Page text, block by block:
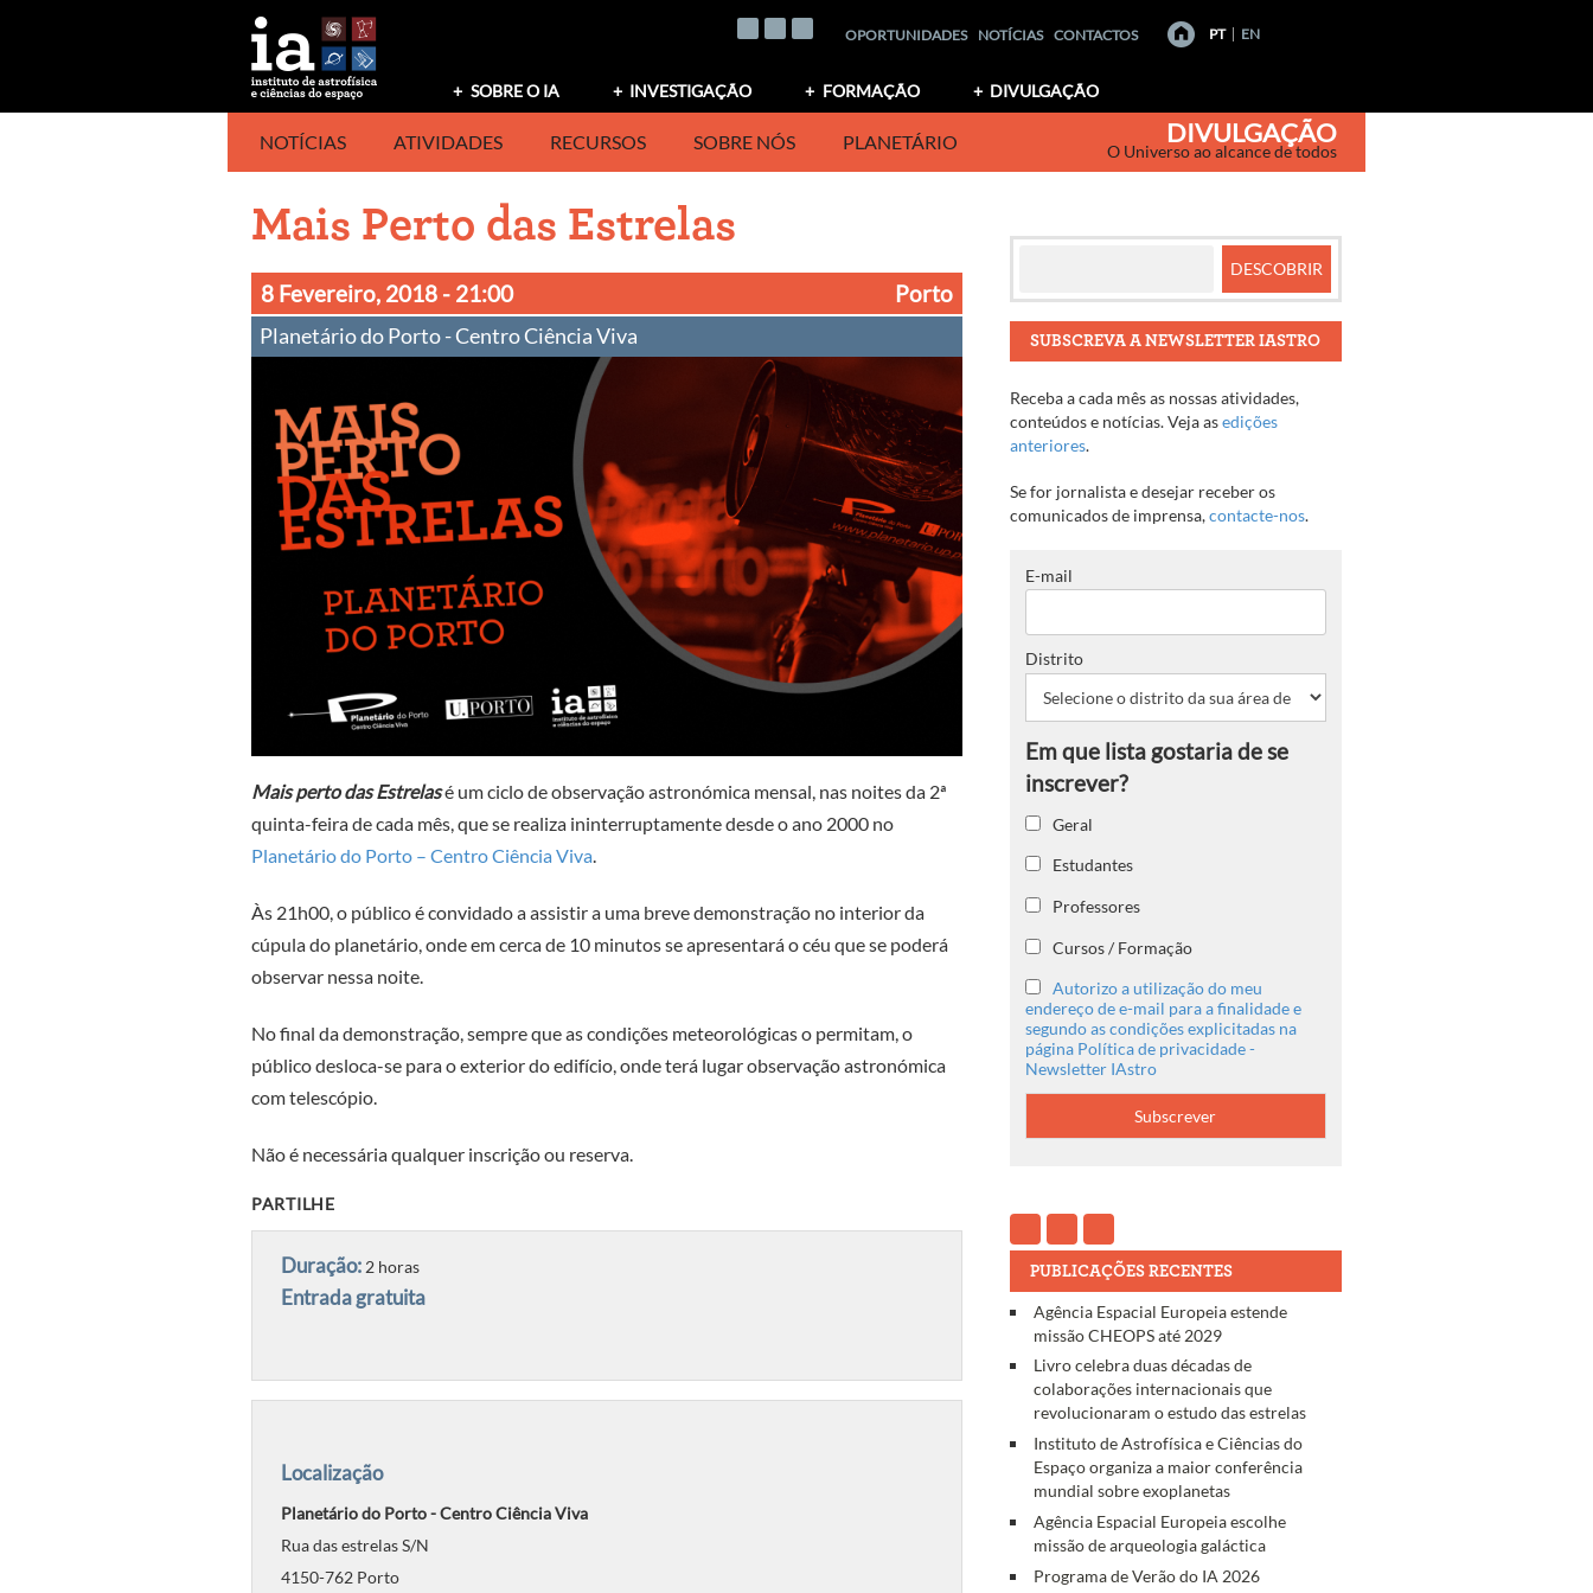
OPORTUNIDADES NOTÍCIAS CONTACTOS PT EN
SOBRE O IA INVESTIGAÇÃO FORMAÇÃO DIVULGAÇÃO
NOTÍCIAS ATIVIDADES RECURSOS SOBRE NÓS PLANETÁRIO DIVULGAÇÃO
O Universo ao alcance de todos
Mais Perto das Estrelas
8 Fevereiro, 2018 - 21:00 Porto
Planetário do Porto - Centro Ciência Viva
Mais perto das Estrelasé um ciclo de observação astronómica mensal, nas noites da 2ª
quinta-feira de cada mês, que se realiza ininterruptamente desde o ano 2000 no
Planetário do Porto – Centro Ciência Viva.
Às 21h00, o público é convidado a assistir a uma breve demonstração no interior da
cúpula do planetário, onde em cerca de 10 minutos se apresentará o céu que se poderá
observar nessa noite.
No final da demonstração, sempre que as condições meteorológicas o permitam, o
público desloca-se para o exterior do edifício, onde terá lugar observação astronómica
com telescópio.
Não é necessária qualquer inscrição ou reserva.
PARTILHE
Duração: 2 horas
Entrada gratuita
Localização
Planetário do Porto - Centro Ciência Viva
Rua das estrelas S/N
4150-762 Porto
SUBSCREVA A NEWSLETTER IASTRO
Receba a cada mês as nossas atividades,
conteúdos e notícias. Veja asedições
anteriores.
Se for jornalista e desejar receber os
comunicados de imprensa,contacte-nos.
E-mail
Distrito
Geral
Estudantes
Professores
Cursos / Formação
Autorizo a utilização do meu
endereço de e-mail para a finalidade e
segundo as condições explicitadas na
página Política de privacidade -
Newsletter IAstro
PUBLICAÇÕES RECENTES
Agência Espacial Europeia estende
missão CHEOPS até 2029
Livro celebra duas décadas de
colaborações internacionais que
revolucionaram o estudo das estrelas
Instituto de Astrofísica e Ciências do
Espaço organiza a maior conferência
mundial sobre exoplanetas
Agência Espacial Europeia escolhe
missão de arqueologia galáctica
Programa de Verão do IA 2026